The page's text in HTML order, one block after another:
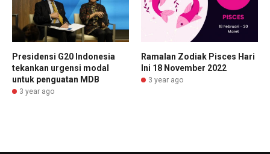
Presidensi G20 Indonesia
tekankan urgensi modal
untuk penguatan MDB
3 year ago
Ramalan Zodiak Pisces Hari
Ini 18 November 2022
3 year ago